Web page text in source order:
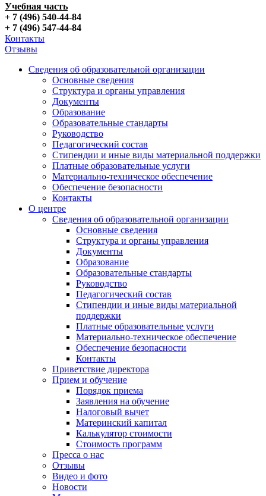
Учебная часть
+ 7 (496) 540-44-84
+ 7 (496) 547-44-84
Контакты
Отзывы
Сведения об образовательной организации
Основные сведения
Структура и органы управления
Документы
Образование
Образовательные стандарты
Руководство
Педагогический состав
Стипендии и иные виды материальной поддержки
Платные образовательные услуги
Материально-техническое обеспечение
Обеспечение безопасности
Контакты
О центре
Сведения об образовательной организации
Основные сведения
Структура и органы управления
Документы
Образование
Образовательные стандарты
Руководство
Педагогический состав
Стипендии и иные виды материальной
поддержки
Платные образовательные услуги
Материально-техническое обеспечение
Обеспечение безопасности
Контакты
Приветствие директора
Прием и обучение
Порядок приема
Заявления на обучение
Налоговый вычет
Материнский капитал
Калькулятор стоимости
Стоимость программ
Пресса о нас
Отзывы
Видео и фото
Новости